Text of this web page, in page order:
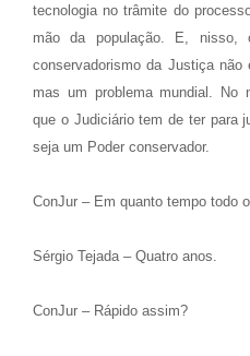
tecnologia no trâmite do
mão da população. E,
conservadorismo da Justiça não
mas um problema mundial. No
que o Judiciário tem de ter para
seja um Poder conservador.
ConJur – Em quanto tempo todo
Sérgio Tejada – Quatro anos.
ConJur – Rápido assim?